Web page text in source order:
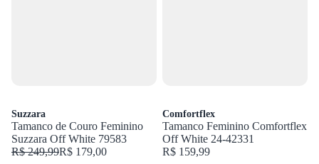
Suzzara
Tamanco de Couro Feminino
Suzzara Off White 79583
R$ 249,99R$ 179,00
Comfortflex
Tamanco Feminino Comfortflex
Off White 24-42331
R$ 159,99